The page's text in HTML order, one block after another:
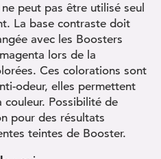
peut pas être utilisé seul
La base contraste doit
avec les Boosters
lors de la
Ces colorations sont
odeur, elles permettent
Possibilité de
pour des résultats
teintes de Booster.